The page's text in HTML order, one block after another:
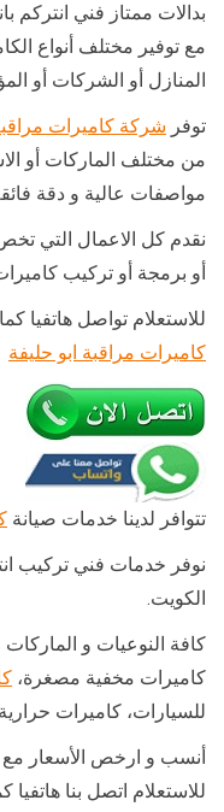
بدالات ممتاز فني انتركم
مع توفير مختلف أنواع
المنازل أو الشركات أو
توفر شركة كاميرات
من مختلف الماركات أو
مواصفات عالية و دقة
نقدم كل الاعمال التي
أو برمجة أو تركيب
للاستعلام تواصل هاتفيا
كاميرات مراقبة ابو حليفة
تتوافر لدينا خدمات صيانة
نوفر خدمات فني تركيب
الكويت.
كافة النوعيات و الماركات
كاميرات مخفية مصغرة،
للسيارات، كاميرات
للاستعلام اتصل بنا